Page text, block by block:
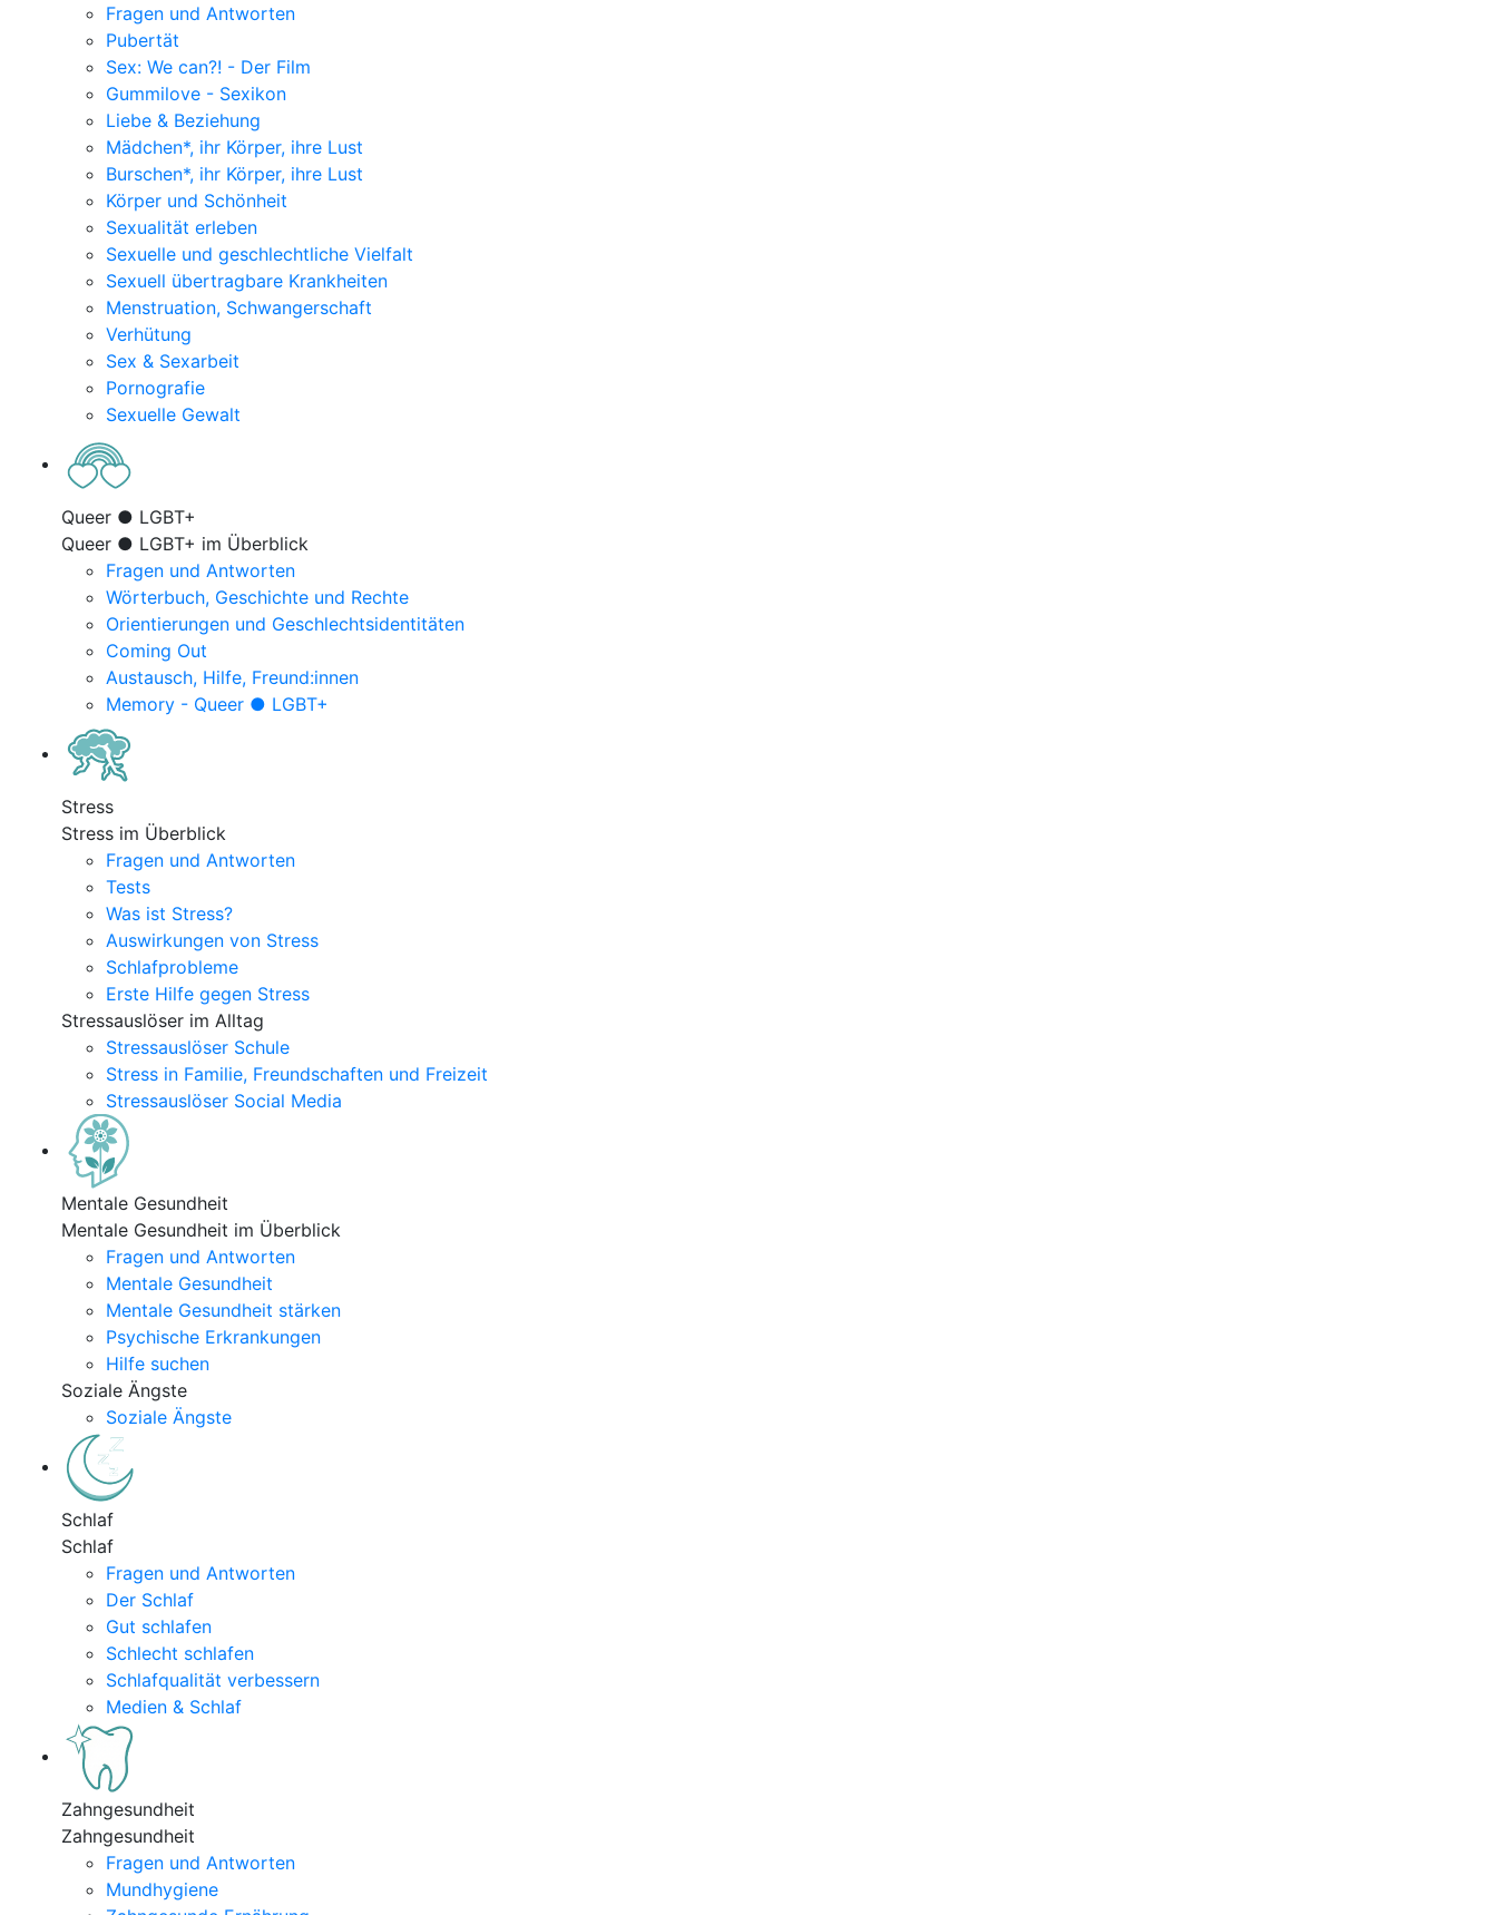
Fragen und Antworten
Pubertät
Sex: We can?! - Der Film
Gummilove - Sexikon
Liebe & Beziehung
Mädchen*, ihr Körper, ihre Lust
Burschen*, ihr Körper, ihre Lust
Körper und Schönheit
Sexualität erleben
Sexuelle und geschlechtliche Vielfalt
Sexuell übertragbare Krankheiten
Menstruation, Schwangerschaft
Verhütung
Sex & Sexarbeit
Pornografie
Sexuelle Gewalt
Queer ● LGBT+
Queer ● LGBT+ im Überblick
Fragen und Antworten
Wörterbuch, Geschichte und Rechte
Orientierungen und Geschlechtsidentitäten
Coming Out
Austausch, Hilfe, Freund:innen
Memory - Queer ● LGBT+
Stress
Stress im Überblick
Fragen und Antworten
Tests
Was ist Stress?
Auswirkungen von Stress
Schlafprobleme
Erste Hilfe gegen Stress
Stressauslöser im Alltag
Stressauslöser Schule
Stress in Familie, Freundschaften und Freizeit
Stressauslöser Social Media
Mentale Gesundheit
Mentale Gesundheit im Überblick
Fragen und Antworten
Mentale Gesundheit
Mentale Gesundheit stärken
Psychische Erkrankungen
Hilfe suchen
Soziale Ängste
Soziale Ängste
Schlaf
Schlaf
Fragen und Antworten
Der Schlaf
Gut schlafen
Schlecht schlafen
Schlafqualität verbessern
Medien & Schlaf
Zahngesundheit
Zahngesundheit
Fragen und Antworten
Mundhygiene